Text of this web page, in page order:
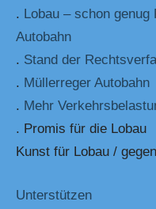
. Lobau – schon
Autobahn
. Stand der
. Müllerreger Autobahn
. Mehr
. Promis für die Lobau
Kunst für Lobau /
Unterstützen